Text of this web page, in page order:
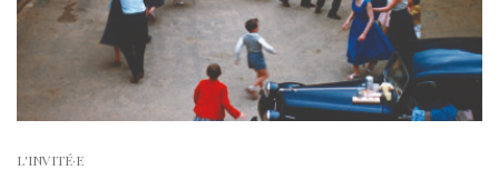
L'INVITÉ·E